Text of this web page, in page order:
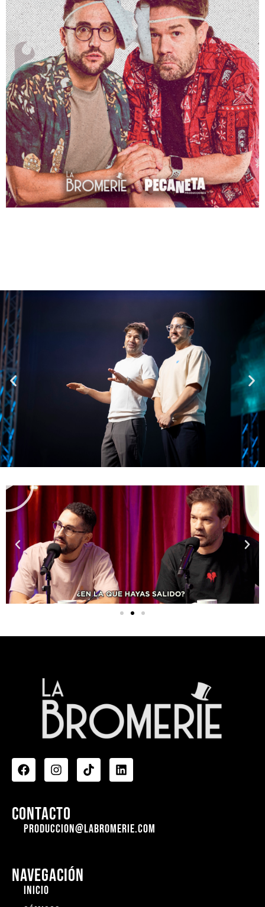
Contacto
produccion@labromerie.com
Navegación
Inicio